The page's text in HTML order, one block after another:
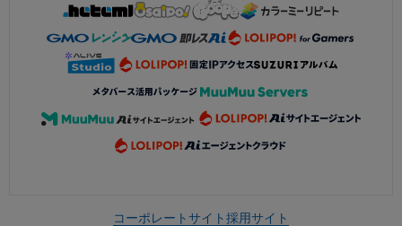
コーポレートサイト採用サイト